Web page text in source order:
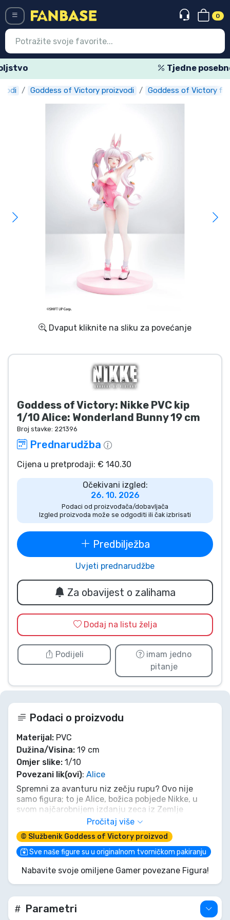
0
Tjedne posebne ponude
Goddess of Victory proizvodi Goddess of Victory
Dvaput kliknite na sliku za povećanje
Goddess of Victory: Nikke PVC kip
1/10 Alice: Wonderland Bunny 19 cm
Broj stavke: 221396
Prednarudžba
Cijena u pretprodaji: € 140.30
Očekivani izgled:
26. 10. 2026
Podaci od proizvođača/dobavljača
Izgled proizvoda može se odgoditi ili čak izbrisati
Predbilježba
Uvjeti prednarudžbe
Za obavijest o zalihama
Dodaj na listu želja
Podijeli
imam jedno
pitanje
Podaci o proizvodu
Materijal: PVC
Dužina/Visina: 19 cm
Omjer slike: 1/10
Povezani lik(ovi): Alice
Spremni za avanturu niz zečju rupu? Ovo nije
samo figura; to je Alice, božica pobjede Nikke, u
svom najčarobnijem izdanju zeca iz Zemlje
čudesa, koju je oživio Hobby Sakura! Njezin blistav
osmijeh i razigrana poza izravno su iz igre, spremni
osvojiti vašu policu i srce. Ne dopustite da vam ova
limitirana čarolija pobjegne!
Pročitaj više
© Službenik Goddess of Victory proizvod
Sve naše figure su u originalnom tvorničkom pakiranju
Nabavite svoje omiljene Gamer povezane Figura!
Parametri
Menü
Ulazak Registracija
Ekspresna dostava
Outlet proizvodi
Dostava i plaćanje
TV serija proizvodi
Film proizvodi
Crtani proizvodi
Anime proizvodi
Gamer proizvodi
Sportski proizvodi
Glazbeni proizvodi